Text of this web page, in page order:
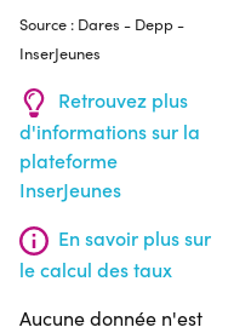
Source : Dares - Depp -
InserJeunes
Retrouvez plus
d'informations sur la
plateforme
InserJeunes
En savoir plus sur
le calcul des taux
Aucune donnée n'est